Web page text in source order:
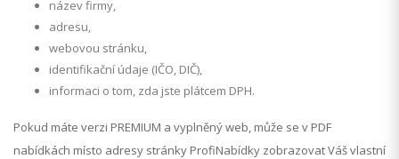
název firmy,
adresu,
webovou stránku,
identifikační údaje (IČO, DIČ),
informaci o tom, zda jste plátcem DPH.
Pokud máte verzi PREMIUM a vyplněný web, může se v PDF
nabídkách místo adresy stránky ProfiNabídky zobrazovat Váš vlastní